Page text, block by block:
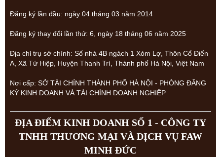
Đăng ký lần đầu: ngày 04 tháng 03 năm 2014
Đăng ký thay đổi lần thứ: 6, ngày 18 tháng 06 năm 2025
Địa chỉ trụ sở chính: Số nhà 4B ngách 1 Xóm Lợ, Thôn Cổ Điển
A, Xã Tứ Hiệp, Huyện Thanh Trì, Thành phố Hà Nội, Việt Nam
Nơi cấp: SỞ TÀI CHÍNH THÀNH PHỐ HÀ NỘI - PHÒNG ĐĂNG
KÝ KINH DOANH VÀ TÀI CHÍNH DOANH NGHIỆP
ĐỊA ĐIỂM KINH DOANH SỐ 1 - CÔNG TY
TNHH THƯƠNG MẠI VÀ DỊCH VỤ FAW
MINH ĐỨC